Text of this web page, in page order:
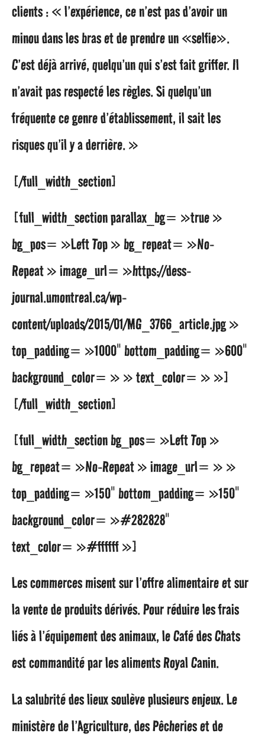
clients : « l’expérience, ce n’est pas d’avoir un
minou dans les bras et de prendre un «selfie».
C’est déjà arrivé, quelqu’un qui s’est fait griffer. Il
n’avait pas respecté les règles. Si quelqu’un
fréquente ce genre d’établissement, il sait les
risques qu’il y a derrière. »
[/full_width_section]
[full_width_section parallax_bg= »true »
bg_pos= »Left Top » bg_repeat= »No-
Repeat » image_url= »https://dess-
journal.umontreal.ca/wp-
content/uploads/2015/01/MG_3766_article.jpg »
top_padding= »1000″ bottom_padding= »600″
background_color= » » text_color= » »]
[/full_width_section]
[full_width_section bg_pos= »Left Top »
bg_repeat= »No-Repeat » image_url= » »
top_padding= »150″ bottom_padding= »150″
background_color= »#282828″
text_color= »#ffffff »]
Les commerces misent sur l’offre alimentaire et sur
la vente de produits dérivés. Pour réduire les frais
liés à l’équipement des animaux, le Café des Chats
est commandité par les aliments Royal Canin.
La salubrité des lieux soulève plusieurs enjeux. Le
ministère de l’Agriculture, des Pêcheries et de